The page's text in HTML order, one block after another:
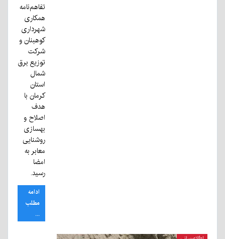
تفاهم‌نامه
همکاری
شهرداری
کوهبنان و
شرکت
توزیع برق
شمال
استان
کرمان با
هدف
اصلاح و
بهسازی
روشنایی
معابر به
امضا
رسید.
ادامه
مطلب
...